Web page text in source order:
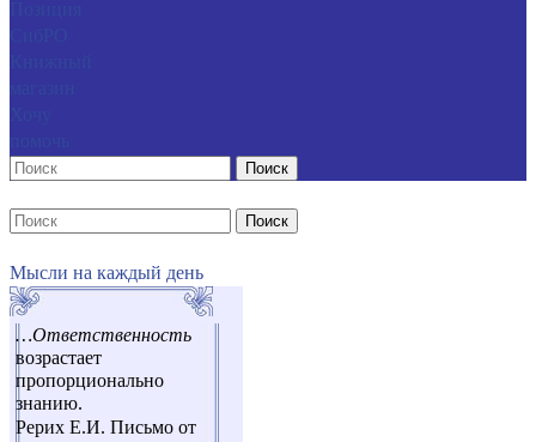
Поиск
Поиск
Мысли на каждый день
…Ответственность
возрастает
пропорционально
знанию.
Рерих Е.И. Письмо от